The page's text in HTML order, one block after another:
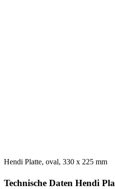
Hendi Platte, oval, 330 x 225 mm
Technische Daten Hendi